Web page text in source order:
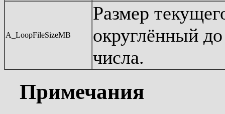
A_LoopFileSizeMB
Размер
округлённый
числа.
Примечания